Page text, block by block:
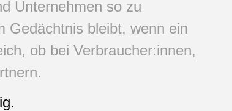
Unternehmen so zu
Gedächtnis bleibt, wenn ein
ob bei Verbraucher:innen,